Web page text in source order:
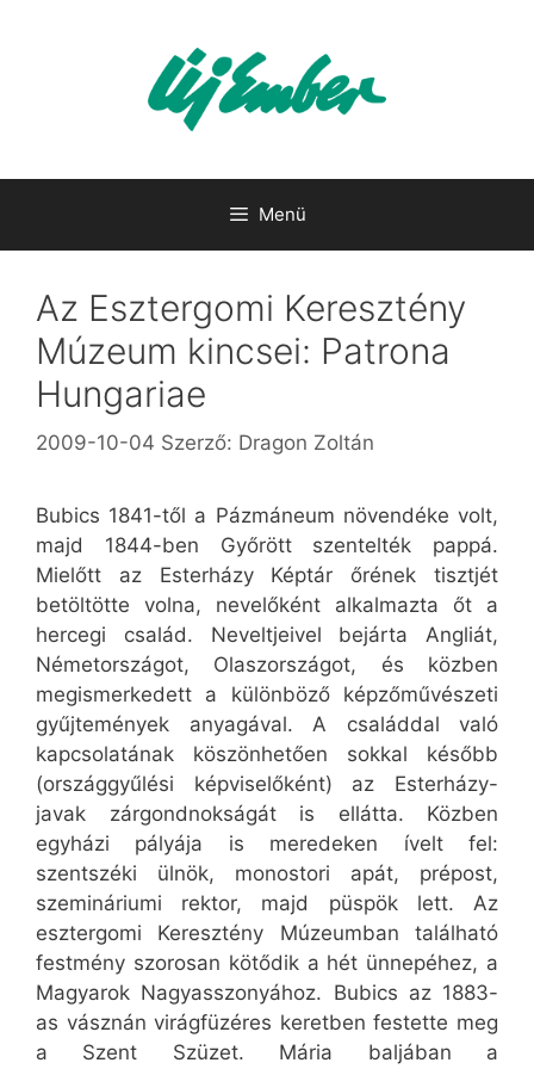
Menü
Az Esztergomi Keresztény
Múzeum kincsei: Patrona
Hungariae
2009-10-04 Szerző: Dragon Zoltán
Bubics 1841-től a Pázmáneum növendéke volt,
majd 1844-ben Győrött szentelték pappá.
Mielőtt az Esterházy Képtár őrének tisztjét
betöltötte volna, nevelőként alkalmazta őt a
hercegi család. Neveltjeivel bejárta Angliát,
Németországot, Olaszországot, és közben
megismerkedett a különböző képzőművészeti
gyűjtemények anyagával. A családdal való
kapcsolatának köszönhetően sokkal később
(országgyűlési képviselőként) az Esterházy-
javak zárgondnokságát is ellátta. Közben
egyházi pályája is meredeken ívelt fel:
szentszéki ülnök, monostori apát, prépost,
szemináriumi rektor, majd püspök lett. Az
esztergomi Keresztény Múzeumban található
festmény szorosan kötődik a hét ünnepéhez, a
Magyarok Nagyasszonyához. Bubics az 1883-
as vásznán virágfüzéres keretben festette meg
a Szent Szüzet. Mária baljában a